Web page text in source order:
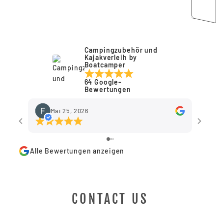
Campingzubehör und
Kajakverleih by
Boatcamper
64 Google-
Bewertungen
Mai 25, 2026
Alle Bewertungen anzeigen
CONTACT US
Anmeldung erforderlich
Melden Sie sich bei Ihrem Konto an, um
und Ihre zuvor gespeicherten Artikel
anzuzeigen.
Login